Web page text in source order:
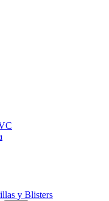
y Blisters